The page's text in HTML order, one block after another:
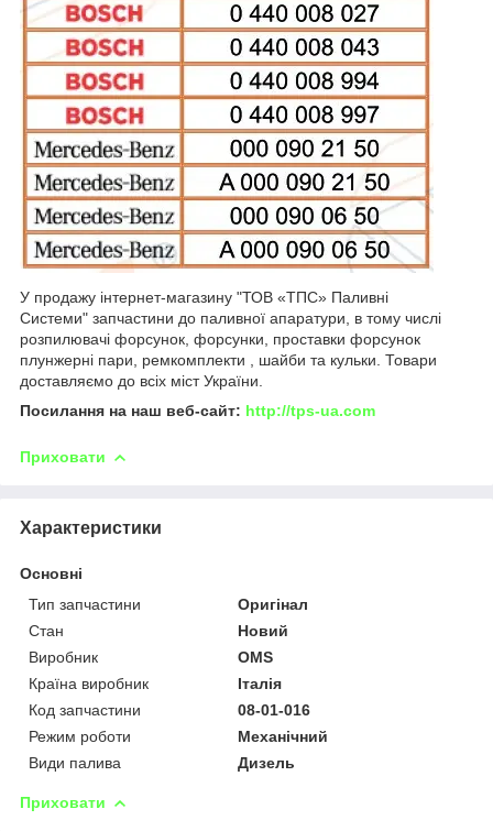
У продажу інтернет-магазину "ТОВ «ТПС» Паливні
Системи" запчастини до паливної апаратури, в тому числі
розпилювачі форсунок, форсунки, проставки форсунок
плунжерні пари, ремкомплекти , шайби та кульки. Товари
доставляємо до всіх міст України.
Посилання на наш веб-сайт: http://tps-ua.com
Приховати
Характеристики
Основні
Тип запчастини
Оригінал
Стан
Новий
Виробник
OMS
Країна виробник
Італія
Код запчастини
08-01-016
Режим роботи
Механічний
Види палива
Дизель
Приховати